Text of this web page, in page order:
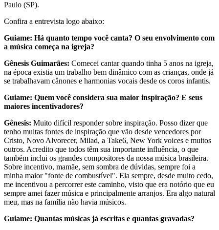
Paulo (SP).
Confira a entrevista logo abaixo:
Guiame: Há quanto tempo você canta? O seu envolvimento com
a música começa na igreja?
Gênesis Guimarães: Comecei cantar quando tinha 5 anos na igreja,
na época existia um trabalho bem dinâmico com as crianças, onde já
se trabalhavam cânones e harmonias vocais desde os coros infantis.
Guiame: Quem você considera sua maior inspiração? E seus
maiores incentivadores?
Gênesis: Muito difícil responder sobre inspiração. Posso dizer que
tenho muitas fontes de inspiração que vão desde vencedores por
Cristo, Novo Alvorecer, Milad, a Take6, New York voices e muitos
outros. Acredito que todos têm sua importante influência, o que
também inclui os grandes compositores da nossa música brasileira.
Sobre incentivo, mamãe, sem sombra de dúvidas, sempre foi a
minha maior "fonte de combustível". Ela sempre, desde muito cedo,
me incentivou a percorrer este caminho, visto que era notório que eu
sempre amei fazer música e principalmente arranjos. Era algo natural
meu, mas na família não havia músicos.
Guiame: Quantas músicas já escritas e quantas gravadas?